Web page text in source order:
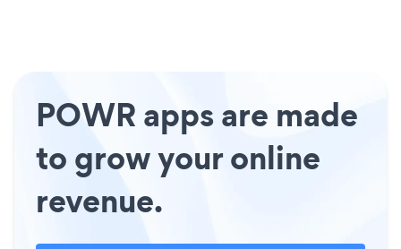
POWR apps are made
to grow your online
revenue.